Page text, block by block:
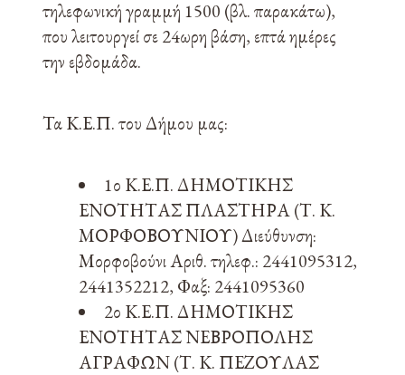
τηλεφωνική γραμμή 1500 (βλ. παρακάτω),
που λειτουργεί σε 24ωρη βάση, επτά ημέρες
την εβδομάδα.
Τα Κ.Ε.Π. του Δήμου μας:
1ο Κ.Ε.Π. ΔΗΜΟΤΙΚΗΣ
ΕΝΟΤΗΤΑΣ ΠΛΑΣΤΗΡΑ (Τ. Κ.
ΜΟΡΦΟΒΟΥΝΙΟΥ) Διεύθυνση:
Μορφοβούνι Αριθ. τηλεφ.: 2441095312,
2441352212, Φαξ: 2441095360
2ο Κ.Ε.Π. ΔΗΜΟΤΙΚΗΣ
ΕΝΟΤΗΤΑΣ ΝΕΒΡΟΠΟΛΗΣ
ΑΓΡΑΦΩΝ (Τ. Κ. ΠΕΖΟΥΛΑΣ